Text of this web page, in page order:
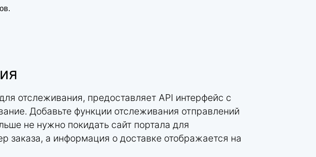
отслеживания, предоставляет API интерфейс с
Добавьте функции отслеживания отправлений
не нужно покидать сайт портала для
заказа, а информация о доставке отображается на